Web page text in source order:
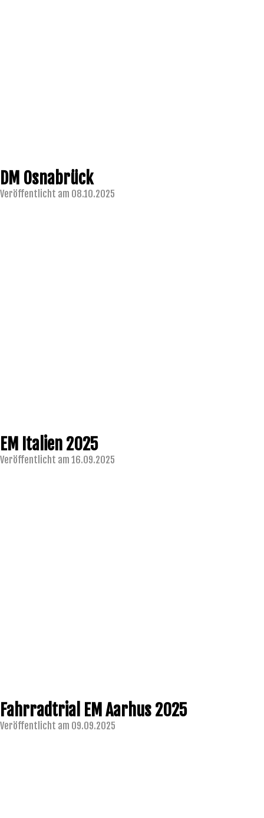
DM Osnabrück
Veröffentlicht am 08.10.2025
EM Italien 2025
Veröffentlicht am 16.09.2025
Fahrradtrial EM Aarhus 2025
Veröffentlicht am 09.09.2025